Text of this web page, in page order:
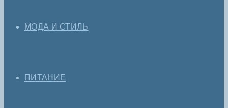
МОДА И СТИЛЬ
ПИТАНИЕ